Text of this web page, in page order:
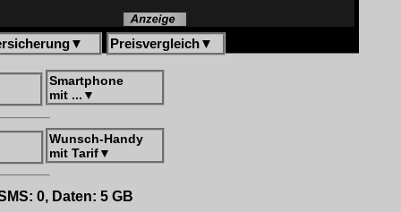
▼ Preisvergleich▼
Smartphone
mit ... ▼
Wunsch-Handy
mit Tarif▼
0, Daten: 5 GB